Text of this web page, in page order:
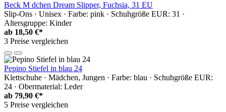
Beck M dchen Dream Slipper, Fuchsia, 31 EU
Slip-Ons · Unisex · Farbe: pink · Schuhgröße EUR: 31 ·
Altersgruppe: Kinder
ab 18,50 €*
3 Preise vergleichen
Pepino Stiefel in blau 24
Klettschuhe · Mädchen, Jungen · Farbe: blau · Schuhgröße EUR:
24 · Obermaterial: Leder
ab 79,90 €*
5 Preise vergleichen